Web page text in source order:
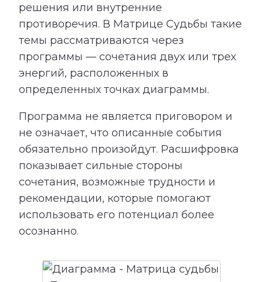
решения или внутренние
противоречия. В Матрице Судьбы такие
темы рассматриваются через
программы — сочетания двух или трех
энергий, расположенных в
определенных точках диаграммы.
Программа не является приговором и
не означает, что описанные события
обязательно произойдут. Расшифровка
показывает сильные стороны
сочетания, возможные трудности и
рекомендации, которые помогают
использовать его потенциал более
осознанно.